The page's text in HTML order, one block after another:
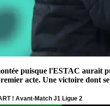
puisque l'ESTAC aurait
acte. Une victoire dont